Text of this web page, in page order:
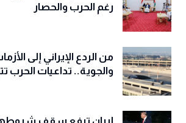
رغم الحرب والحصار
من الردع الإيراني إلى
والجوية.. تداعيات الحرب